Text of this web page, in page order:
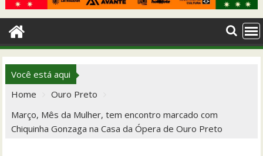
Você está aqui
Home
Ouro Preto
Março, Mês da Mulher, tem encontro marcado com
Chiquinha Gonzaga na Casa da Ópera de Ouro Preto